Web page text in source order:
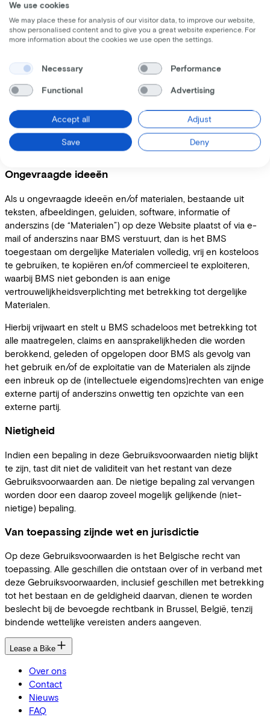
kopieën te maken voor eigen persoonlijk gebruik, bijvoorbeeld
door afdrukken of opslaan. Elke andere vorm van gebruik van
de Website of de Informatie, bijvoorbeeld de opslag of
internetsite, de creatie van links, hypertekstlinks of deeplinks
tussen de Website en enige andere internetsite of enig ander
gebruik, is verboden zonder uitdrukkelijke schriftelijke
“Lease a Bike” en alle andere handelsmerken die op deze
Website figureren zijn geregistreerde handelsmerken van BMS,
Pon Holdings B.V. of de aan haar verbonden ondernemingen.
Ongevraagde ideeën
Als u ongevraagde ideeën en/of materialen, bestaande uit
teksten, afbeeldingen, geluiden, software, informatie of
anderszins (de “Materialen”) op deze Website plaatst of via e-
mail of anderszins naar BMS verstuurt, dan is het BMS
toegestaan om dergelijke Materialen volledig, vrij en kosteloos
te gebruiken, te kopiëren en/of commercieel te exploiteren,
waarbij BMS niet gebonden is aan enige
vertrouwelijkheidsverplichting met betrekking tot dergelijke
Materialen.
Hierbij vrijwaart en stelt u BMS schadeloos met betrekking tot
alle maatregelen, claims en aansprakelijkheden die worden
berokkend, geleden of opgelopen door BMS als gevolg van
het gebruik en/of de exploitatie van de Materialen als zijnde
een inbreuk op de (intellectuele eigendoms)rechten van enige
externe partij of anderszins onwettig ten opzichte van een
externe partij.
Nietigheid
Indien een bepaling in deze Gebruiksvoorwaarden nietig blijkt
te zijn, tast dit niet de validiteit van het restant van deze
Gebruiksvoorwaarden aan. De nietige bepaling zal vervangen
worden door een daarop zoveel mogelijk gelijkende (niet-
nietige) bepaling.
Van toepassing zijnde wet en jurisdictie
Op deze Gebruiksvoorwaarden is het Belgische recht van
toepassing. Alle geschillen die ontstaan over of in verband met
deze Gebruiksvoorwaarden, inclusief geschillen met betrekking
tot het bestaan en de geldigheid daarvan, dienen te worden
beslecht bij de bevoegde rechtbank in Brussel, België, tenzij
bindende wettelijke vereisten anders aangeven.
Lease a Bike
Over ons
Contact
Nieuws
FAQ
We use cookies
We may place these for analysis of our visitor data, to improve our website,
show personalised content and to give you a great website experience. For
more information about the cookies we use open the settings.
Necessary Performance
Functional Advertising
Accept all Adjust
Save Deny